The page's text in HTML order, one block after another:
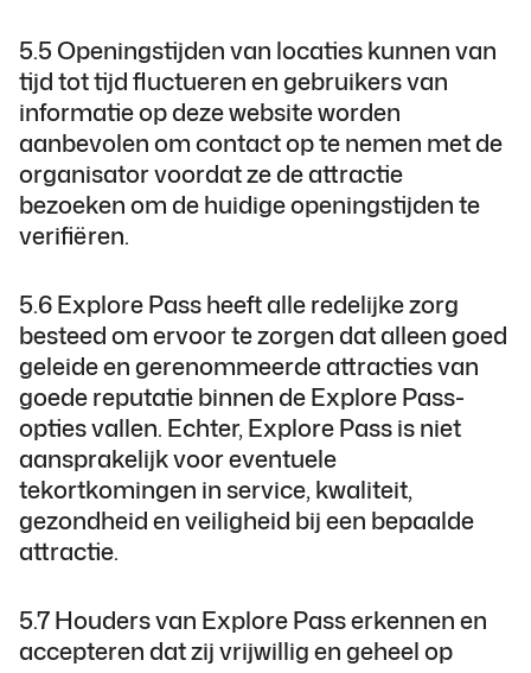
5.5 Openingstijden van locaties kunnen van
tijd tot tijd fluctueren en gebruikers van
informatie op deze website worden
aanbevolen om contact op te nemen met de
organisator voordat ze de attractie
bezoeken om de huidige openingstijden te
verifiëren.
5.6 Explore Pass heeft alle redelijke zorg
besteed om ervoor te zorgen dat alleen goed
geleide en gerenommeerde attracties van
goede reputatie binnen de Explore Pass-
opties vallen. Echter, Explore Pass is niet
aansprakelijk voor eventuele
tekortkomingen in service, kwaliteit,
gezondheid en veiligheid bij een bepaalde
attractie.
5.7 Houders van Explore Pass erkennen en
accepteren dat zij vrijwillig en geheel op